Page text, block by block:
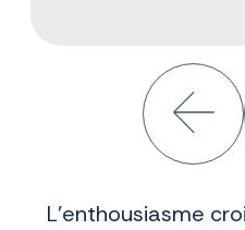
L’enthousiasme